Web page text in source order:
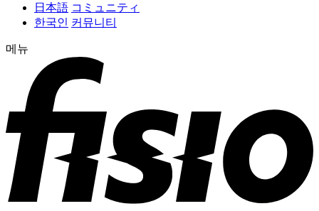
日本語 コミュニティ
한국인 커뮤니티
메뉴